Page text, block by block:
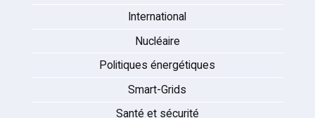
International
Nucléaire
Politiques énergétiques
Smart-Grids
Santé et sécurité